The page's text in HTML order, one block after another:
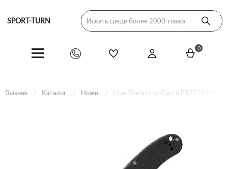
SPORT-TURN
0
Главная Каталог Ножи Нож Firebird by Ganzo FB727S-BK